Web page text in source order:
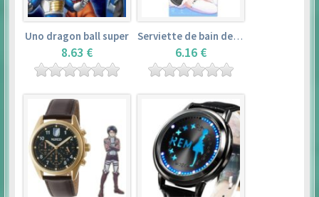
Uno dragon ball super
8.63 €
Serviette de bain de rem (120×60cm) – re:zero kara hajimeru isekai seikatsu
6.16 €